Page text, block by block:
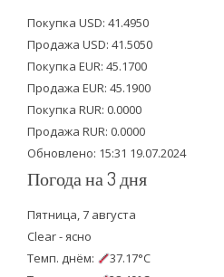
t
e
r
b
o
o
k
u
b
e
Покупка USD: 41.4950
Продажа USD: 41.5050
Покупка EUR: 45.1700
Продажа EUR: 45.1900
Покупка RUR: 0.0000
Продажа RUR: 0.0000
Обновлено: 15:31 19.07.2024
Погода на 3 дня
Пятница, 7 августа
Clear - ясно
Темп. днём:
37.17°C